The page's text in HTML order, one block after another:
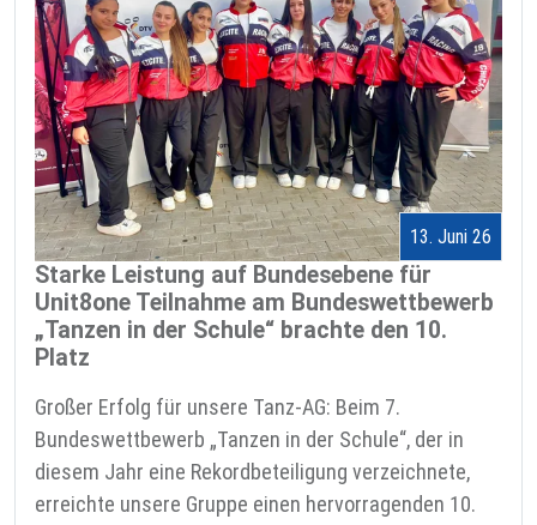
13. Juni 26
Starke Leistung auf Bundesebene für
Unit8one Teilnahme am Bundeswettbewerb
„Tanzen in der Schule“ brachte den 10.
Platz
Großer Erfolg für unsere Tanz-AG: Beim 7.
Bundeswettbewerb „Tanzen in der Schule“, der in
diesem Jahr eine Rekordbeteiligung verzeichnete,
erreichte unsere Gruppe einen hervorragenden 10.